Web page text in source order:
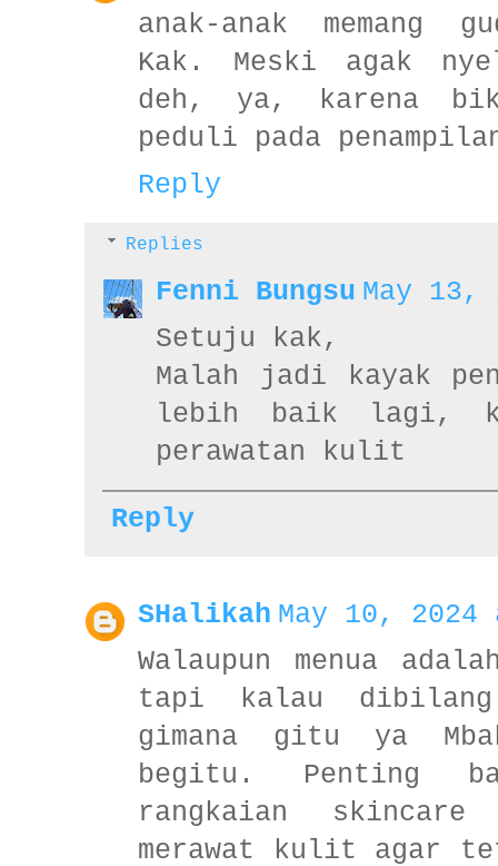
anak-anak memang
Kak. Meski agak
deh, ya, karena
peduli pada
Reply
Replies
Fenni Bungsu May 13,
Setuju kak,
Malah jadi kayak
lebih baik lagi,
perawatan kulit
Reply
SHalikah May 10, 2024
Walaupun menua
tapi kalau
gimana gitu ya
begitu. Penting
rangkaian
merawat kulit agar